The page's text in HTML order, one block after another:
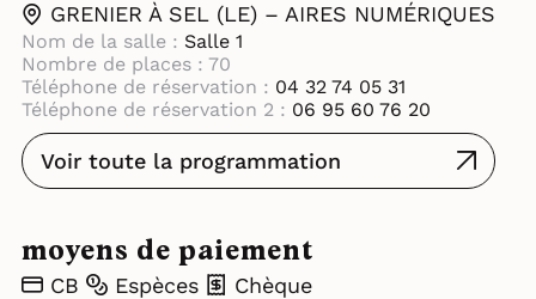
GRENIER À SEL (LE) – AIRES NUMÉRIQUES
Nom de la salle : Salle 1
Nombre de places : 70
Téléphone de réservation : 04 32 74 05 31
Téléphone de réservation 2 : 06 95 60 76 20
Voir toute la programmation
moyens de paiement
CB Espèces Chèque